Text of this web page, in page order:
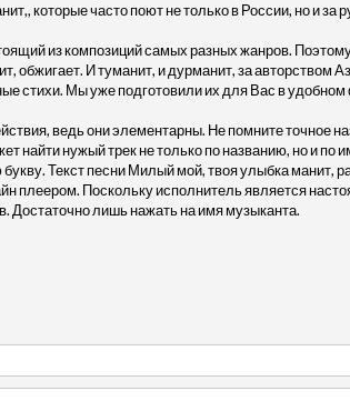
которые часто поют не только в России, но и за
из композиций самых разных жанров.
обжигает. И туманит, и дурманит, за авторством
стихи. Мы уже подготовили их для Вас в
ведь они элементарны. Не помните точное
найти нужый трек не только по названию, но и по
Текст песни Милый мой, твоя улыбка манит,
плеером. Поскольку исполнитель является
Достаточно лишь нажать на имя музыканта.